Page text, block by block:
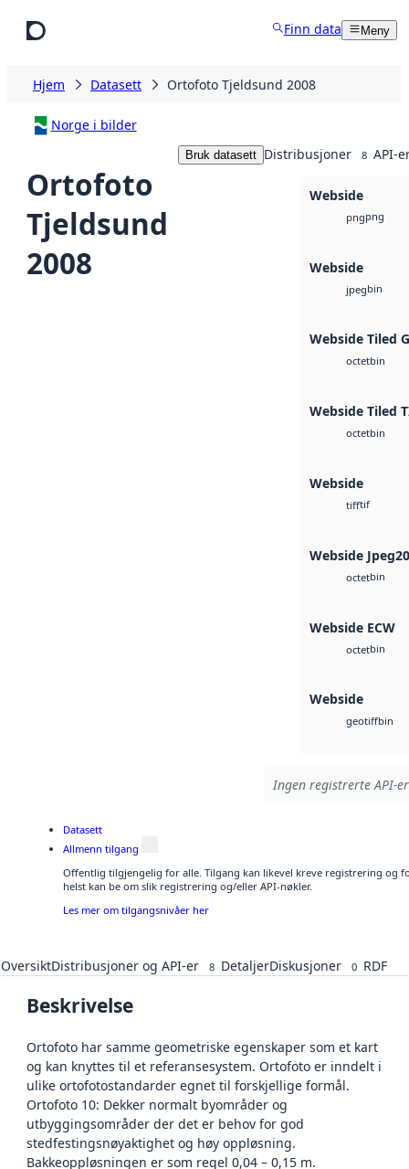
Finn data Meny
Hjem Datasett Ortofoto Tjeldsund 2008
Norge i bilder
Ortofoto
Tjeldsund
2008
Bruk datasett Distribusjoner 8 API-
Webside
pngpng
Webside
jpegbin
Webside Tiled
octetbin
Webside Tiled
octetbin
Webside
tifftif
Webside
octetbin
Webside ECW
octetbin
Webside
geotiffbin
Ingen registrerte API-
Datasett
Allmenn tilgang
Offentlig tilgjengelig for alle. Tilgang kan likevel kreve registrering og
helst kan be om slik registrering og/eller API-nøkler.
Les mer om tilgangsnivåer her
OversiktDistribusjoner og API-er 8 DetaljerDiskusjoner 0 RDF
Beskrivelse
Ortofoto har samme geometriske egenskaper som et kart
og kan knyttes til et referansesystem. Ortofoto er inndelt i
ulike ortofotostandarder egnet til forskjellige formål.
Ortofoto 10: Dekker normalt byområder og
utbyggingsområder der det er behov for god
stedfestingsnøyaktighet og høy oppløsning.
Bakkeoppløsningen er som regel 0,04 – 0,15 m.